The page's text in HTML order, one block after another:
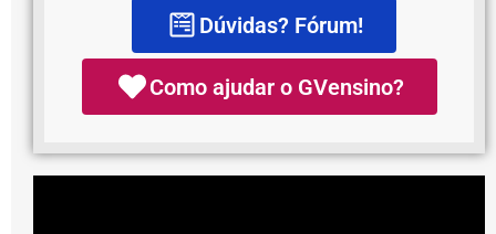
Dúvidas? Fórum!
Como ajudar o GVensino?